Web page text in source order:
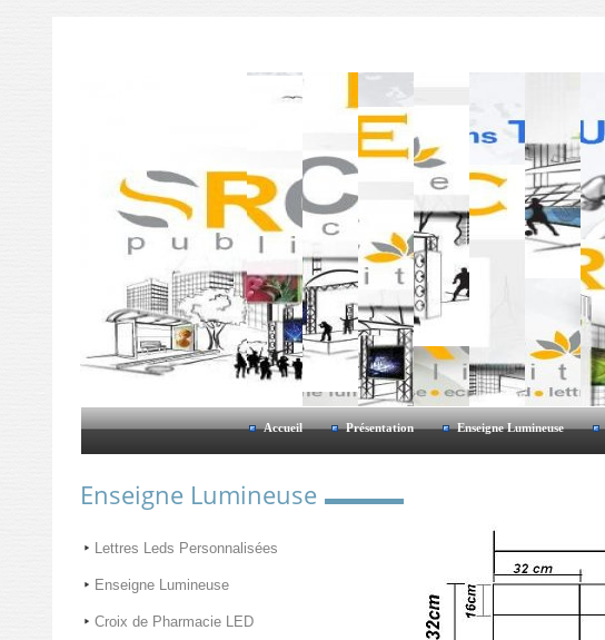
Accueil Présentation Enseigne Lumineuse
Enseigne Lumineuse
Lettres Leds Personnalisées
Enseigne Lumineuse
Croix de Pharmacie LED